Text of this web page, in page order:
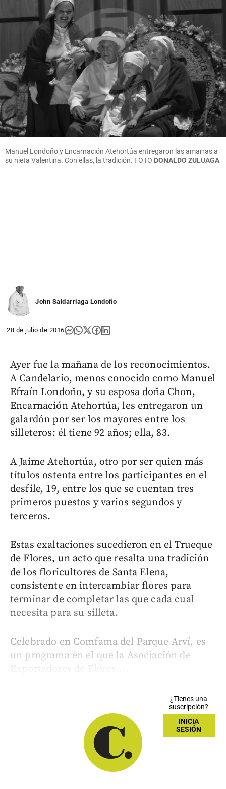
Manuel Londoño y Encarnación Atehortúa entregaron las amarras a
su nieta Valentina. Con ellas, la tradición. FOTO DONALDO ZULUAGA
John Saldarriaga Londoño
28 de julio de 2016
Ayer fue la mañana de los reconocimientos.
A Candelario, menos conocido como Manuel
Efraín Londoño, y su esposa doña Chon,
Encarnación Atehortúa, les entregaron un
galardón por ser los mayores entre los
silleteros: él tiene 92 años; ella, 83.
A Jaime Atehortúa, otro por ser quien más
títulos ostenta entre los participantes en el
desfile, 19, entre los que se cuentan tres
primeros puestos y varios segundos y
terceros.
Estas exaltaciones sucedieron en el Trueque
de Flores, un acto que resalta una tradición
de los floricultores de Santa Elena,
consistente en intercambiar flores para
terminar de completar las que cada cual
necesita para su silleta.
Celebrado en Comfama del Parque Arví, es
un programa en el que la Asociación de
Exportadores de Flores,...
¿Tienes una
suscripción?
INICIA
SESIÓN